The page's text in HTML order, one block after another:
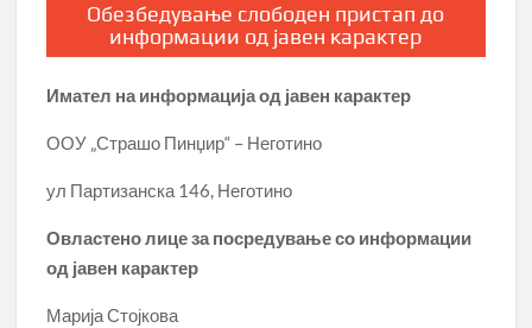
Обезбедување слободен пристап до
информации од јавен карактер
Имател на информација од јавен карактер
ООУ „Страшо Пинџир“ – Неготино
ул Партизанска 146, Неготино
Овластено лице за посредување со информации
од јавен карактер
Марија Стојкова